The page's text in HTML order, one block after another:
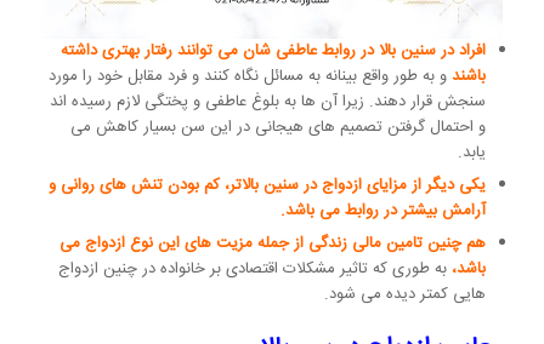
افراد در سنین بالا در روابط عاطفی شان می توانند رفتار بهتری داشته
باشندو به طور واقع بینانه به مسائل نگاه کنند و فرد مقابل خود را مورد
سنجش قرار دهند. زیرا آن ها به بلوغ عاطفی و پختگی لازم رسیده اند
و احتمال گرفتن تصمیم های هیجانی در این سن بسیار کاهش می
یابد.
یکی دیگر از مزایای ازدواج در سنین بالاتر، کم بودن تنش های روانی و
آرامش بیشتر در روابط می باشد.
هم چنین تامین مالی زندگی از جمله مزیت های این نوع ازدواج می
باشد، به طوری که تاثیر مشکلات اقتصادی بر خانواده در چنین ازدواج
هایی کمتر دیده می شود.